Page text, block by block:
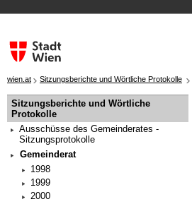
wien.at Sitzungsberichte und Wörtliche Protokolle
Sitzungsberichte und Wörtliche
Protokolle
Ausschüsse des Gemeinderates -
Sitzungsprotokolle
Gemeinderat
1998
1999
2000